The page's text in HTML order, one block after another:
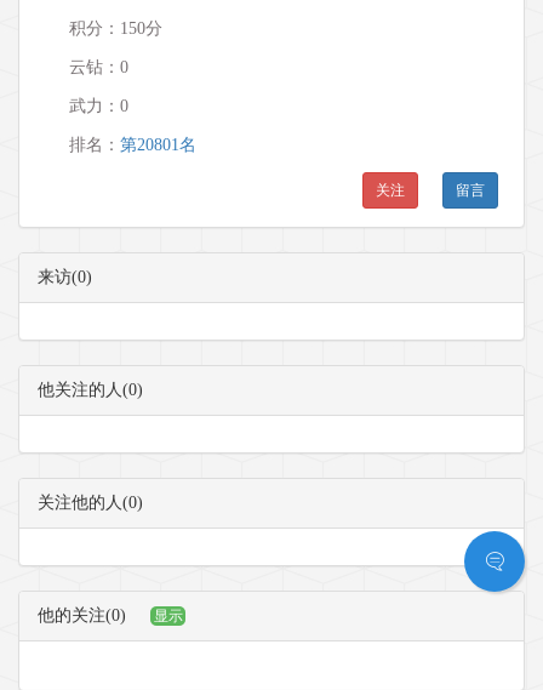
积分：150分
云钻：0
武力： 0
排名： 第20801名
留言
关注
来访(0)
他关注的人(0)
关注他的人(0)
他的关注(0) 显示